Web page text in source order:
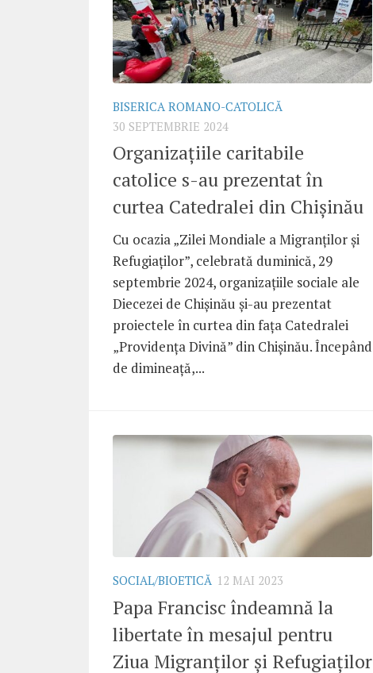
BISERICA ROMANO-CATOLICĂ
30 SEPTEMBRIE 2024
Organizațiile caritabile
catolice s-au prezentat în
curtea Catedralei din Chișinău
Cu ocazia „Zilei Mondiale a Migranților și
Refugiaților”, celebrată duminică, 29
septembrie 2024, organizațiile sociale ale
Diecezei de Chișinău și-au prezentat
proiectele în curtea din fața Catedralei
„Providența Divină” din Chișinău. Începând
de dimineață,...
SOCIAL/BIOETICĂ 12 MAI 2023
Papa Francisc îndeamnă la
libertate în mesajul pentru
Ziua Migranților și Refugiaților